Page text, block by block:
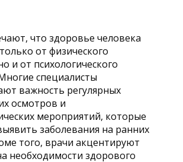
что здоровье человека
от физического
и от психологического
специалисты
важность регулярных
осмотров и
мероприятий, которые
заболевания на ранних
того, врачи акцентируют
необходимости здорового